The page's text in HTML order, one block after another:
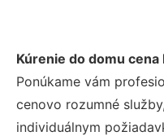
Kúrenie do domu
Ponúkame vám
cenovo rozumné
individuálnym